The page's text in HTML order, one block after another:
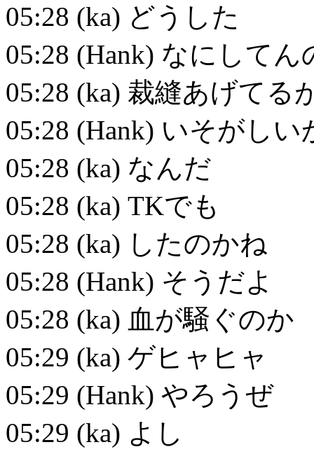
05:28 (ka) どうした
05:28 (Hank) なにしてん
05:28 (ka) 裁縫あげてる
05:28 (Hank) いそがしい
05:28 (ka) なんだ
05:28 (ka) TKでも
05:28 (ka) したのかね
05:28 (Hank) そうだよ
05:28 (ka) 血が騒ぐのか
05:29 (ka) ゲヒャヒャ
05:29 (Hank) やろうぜ
05:29 (ka) よし